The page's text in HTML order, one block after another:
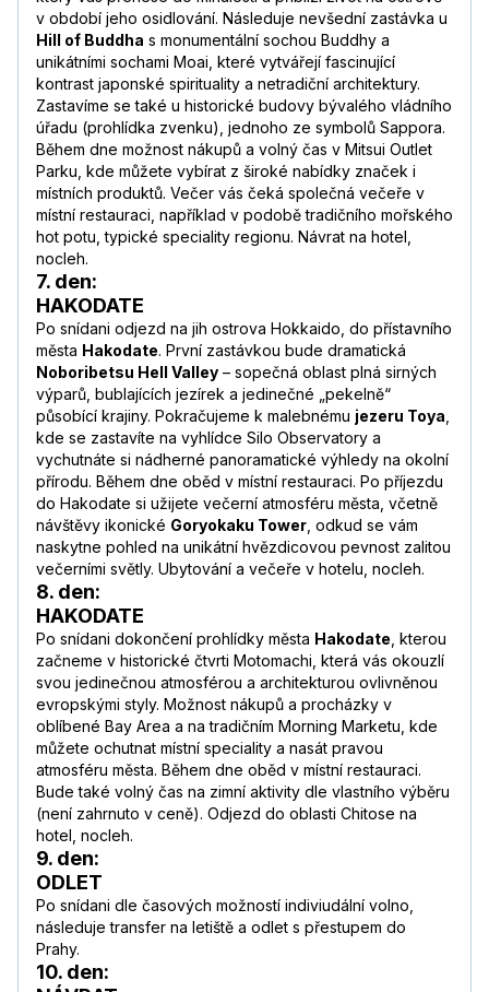
v období jeho osidlování. Následuje nevšední zastávka u
Hill of Buddha s monumentální sochou Buddhy a
unikátními sochami Moai, které vytvářejí fascinující
kontrast japonské spirituality a netradiční architektury.
Zastavíme se také u historické budovy bývalého vládního
úřadu (prohlídka zvenku), jednoho ze symbolů Sappora.
Během dne možnost nákupů a volný čas v Mitsui Outlet
Parku, kde můžete vybírat z široké nabídky značek i
místních produktů. Večer vás čeká společná večeře v
místní restauraci, například v podobě tradičního mořského
hot potu, typické speciality regionu. Návrat na hotel,
nocleh.
7. den:
HAKODATE
Po snídani odjezd na jih ostrova Hokkaido, do přístavního
města Hakodate. První zastávkou bude dramatická
Noboribetsu Hell Valley – sopečná oblast plná sirných
výparů, bublajících jezírek a jedinečné „pekelně“
působící krajiny. Pokračujeme k malebnému jezeru Toya
kde se zastavíte na vyhlídce Silo Observatory a
vychutnáte si nádherné panoramatické výhledy na okolní
přírodu. Během dne oběd v místní restauraci. Po příjezdu
do Hakodate si užijete večerní atmosféru města, včetně
návštěvy ikonické Goryokaku Tower , odkud se vám
naskytne pohled na unikátní hvězdicovou pevnost zalitou
večerními světly. Ubytování a večeře v hotelu, nocleh.
8. den:
HAKODATE
Po snídani dokončení prohlídky města Hakodate , kterou
začneme v historické čtvrti Motomachi, která vás okouzlí
svou jedinečnou atmosférou a architekturou ovlivněnou
evropskými styly. Možnost nákupů a procházky v
oblíbené Bay Area a na tradičním Morning Marketu, kde
můžete ochutnat místní speciality a nasát pravou
atmosféru města. Během dne oběd v místní restauraci.
Bude také volný čas na zimní aktivity dle vlastního výběru
(není zahrnuto v ceně). Odjezd do oblasti Chitose na
hotel, nocleh.
9. den:
ODLET
Po snídani dle časových možností indiviudální volno,
následuje transfer na letiště a odlet s přestupem do
Prahy.
10. den: